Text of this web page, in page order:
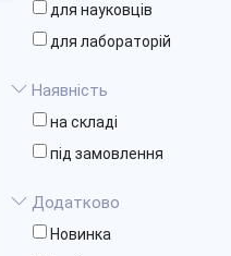
GLP-1
для науковців
для лабораторій
Наявність
на складі
під замовлення
Додатково
Новинка